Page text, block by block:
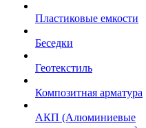
Пластиковые емкости
Беседки
Геотекстиль
Композитная арматура
АКП (Алюминиевые